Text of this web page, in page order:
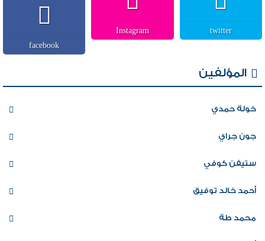
twitter
Instagram
facebook
المؤلفين
خولة حمدي
جون جراي
ستيفن كوفي
أحمد خالد توفيق
محمد طة